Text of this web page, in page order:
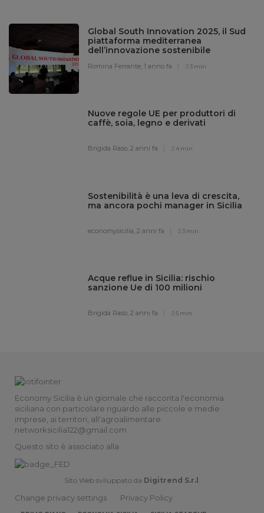
Global South Innovation 2025, il Sud
piattaforma mediterranea
dell’innovazione sostenibile
Romina Ferrante,1 anno fa 3 min
Nuove regole UE per produttori di
caffè, soia, legno e derivati
Brigida Raso,2 anni fa 4 min
Sostenibilità è una leva di crescita,
ma ancora pochi manager in Sicilia
economysicilia,2 anni fa 3 min
Acque reflue in Sicilia: rischio
sanzione Ue di 100 milioni
Brigida Raso,2 anni fa 5 min
Economy Sicilia è un giornale che racconta l'economia
siciliana con particolare riguardo alle piccole e medie
imprese, ai territori, all'agroalimentare.
networksicilia122@gmail.com
Questo sito è associato alla
Sito Web sviluppato da Digitrend S.r.l
Change privacy settings Privacy Policy